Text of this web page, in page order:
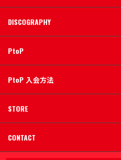
DISCOGRAPHY
PtoP
PtoP 入会方法
STORE
CONTACT